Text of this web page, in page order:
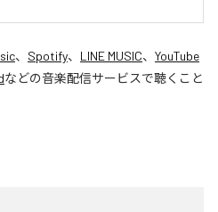
、 Spotify、 LINE MUSIC、 YouTube
などの音楽配信サービスで聴くこと